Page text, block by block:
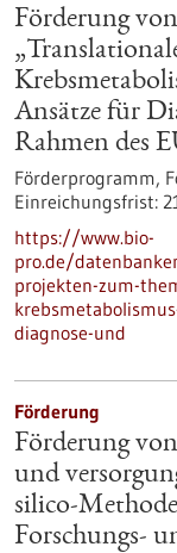
Förderung
Ansätze für
Rahmen des
Förderprogramm,
Einreichungsfrist:
https://www.bio-
pro.de/
projekten-zum-
diagnose-und
Förderung
Förderung
und
silico-
Forschungs-